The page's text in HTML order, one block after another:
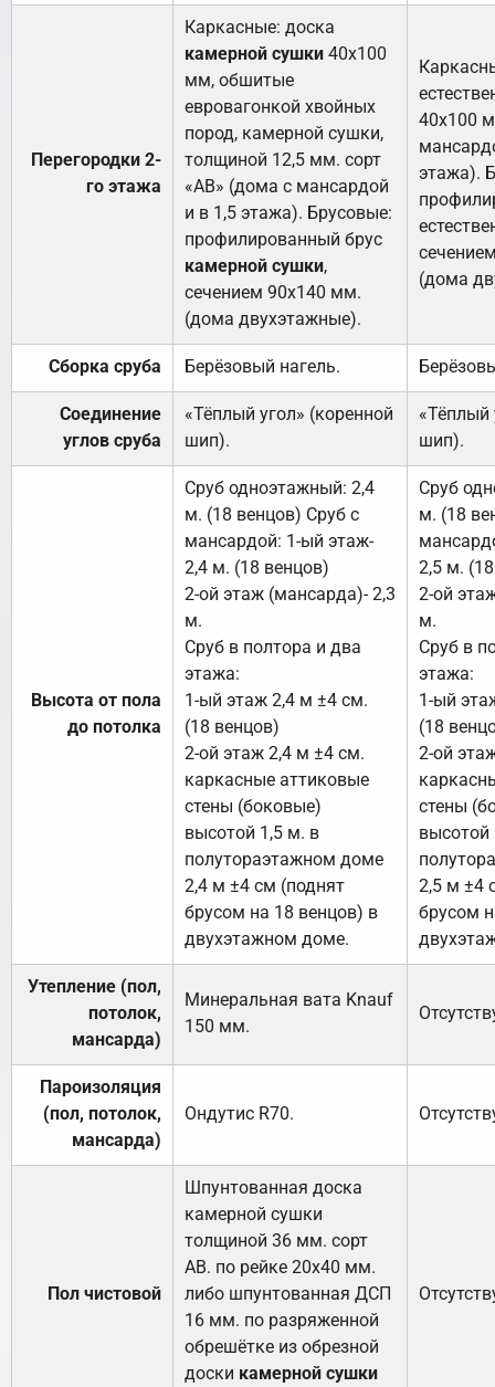
Перегородки 2-
го этажа
Каркасные: доска
камерной сушки 40х100
мм, обшитые
евровагонкой хвойных
пород, камерной сушки,
толщиной 12,5 мм. сорт
«АВ» (дома с мансардой
и в 1,5 этажа). Брусовые:
профилированный брус
камерной сушки,
сечением 90х140 мм.
(дома двухэтажные).
40х100
этажа).
(дома
Сборка сруба Берёзовый нагель.
Соединение
углов сруба
«Тёплый угол» (коренной
шип).
«Тёплый
шип).
Высота от пола
до потолка
Сруб одноэтажный: 2,4
м. (18 венцов) Сруб с
мансардой: 1-ый этаж-
2,4 м. (18 венцов)
2-ой этаж (мансарда)- 2,3
м.
Сруб в полтора и два
этажа:
1-ый этаж 2,4 м ±4 см.
(18 венцов)
2-ой этаж 2,4 м ±4 см.
каркасные аттиковые
стены (боковые)
высотой 1,5 м. в
полутораэтажном доме
2,4 м ±4 см (поднят
брусом на 18 венцов) в
двухэтажном доме.
Сруб
м. (18
2,5 м.
2-ой
м.
Сруб в
этажа:
1-ый
(18
2-ой
стены
высотой
2,5 м ±4
брусом
Утепление (пол,
потолок,
мансарда)
Минеральная вата Knauf
150 мм.
Пароизоляция
(пол, потолок,
мансарда)
Ондутис R70.
Пол чистовой
Шпунтованная доска
камерной сушки
толщиной 36 мм. сорт
АВ. по рейке 20х40 мм.
либо шпунтованная ДСП
16 мм. по разряженной
обрешётке из обрезной
доски камерной сушки